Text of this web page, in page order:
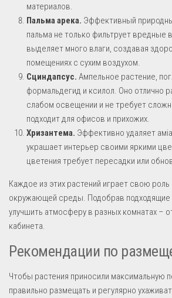
материалов.
Пальма арека. Эффективный
пальма не только фильтрует вредные
выделяет много влаги, создавая
помещениях с сухим воздухом.
Сциндапсус. Ампельное растение,
формальдегид и ксилол. Оно отлично
слабом освещении и не требует
подходит для офисов и прихожих.
Хризантема. Эффективно удаляет
украшает интерьер своими яркими
цветения требует пересадки или
Каждое из этих растений играет свою
окружающей среды. Подобрав
улучшить атмосферу в разных комнатах –
кабинета.
Рекомендации по
Чтобы растения приносили максимальную
правильно размещать и регулярно